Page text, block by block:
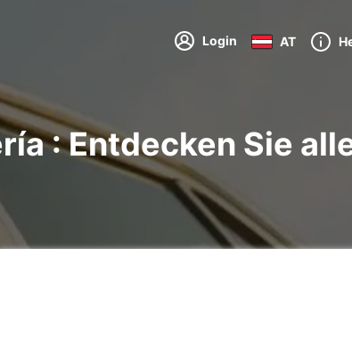
Login AT
: Entdecken Sie